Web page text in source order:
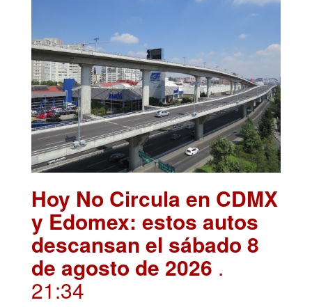
Hoy No Circula en CDMX
y Edomex: estos autos
descansan el sábado 8
de agosto de 2026 .
21:34